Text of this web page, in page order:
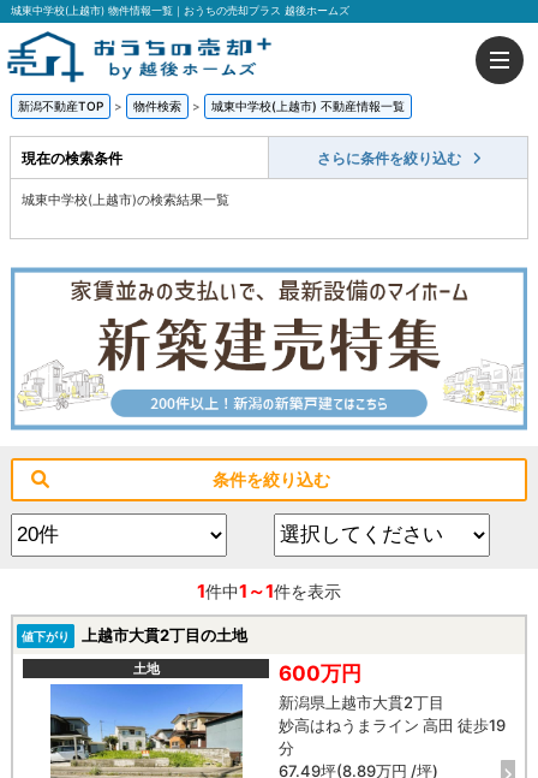
城東中学校(上越市) 物件情報一覧｜おうちの売却プラス 越後ホームズ
新潟不動産TOP > 物件検索 > 城東中学校(上越市) 不動産情報一覧
現在の検索条件 さらに条件を絞り込む
城東中学校(上越市)の検索結果一覧
条件を絞り込む
1件中1～1件を表示
値下がり 上越市大貫2丁目の土地
土地 600万円
新潟県上越市大貫2丁目
妙高はねうまライン 高田 徒歩19
分
67.49坪(8.89万円 /坪)